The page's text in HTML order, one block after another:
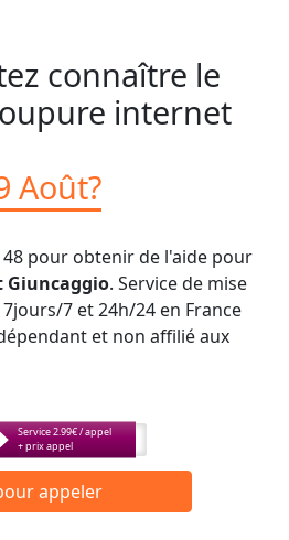
connaître le
internet
Août?
48 pour obtenir de l'aide pour
. Service de mise
7 et 24h/24 en France
et non affilié aux
Service 2.99€ / appel
+ prix appel
appeler